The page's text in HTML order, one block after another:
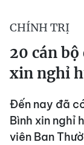
CHÍNH TRỊ
20 cán
xin nghỉ
Đến nay đã
Bình xin nghỉ
viên Ban